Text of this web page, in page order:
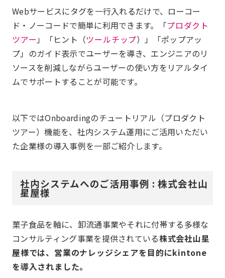
Webサービスにタグを一行入れるだけで、ローコー
ド・ノーコードで簡単に利用できます。「プロダクト
ツアー 」「ヒント（ツールチップ）」「ポップアッ
プ」のガイド表示でユーザーを導き、エンジニアのリ
ソースを削減しながらユーザーの使い方をリアルタイ
ムでサポートすることが可能です。
以下ではOnboardingのチュートリアル（プロダクト
ツアー）機能を、社内システム運用にご活用いただい
た企業様の導入事例を一部ご紹介します。
社内システムへのご活用事例 : 株式会社山
星屋様
菓子食品を軸に、卸流通事業やそれに付帯する多様な
コンサルティング事業を提供されている株式会社山星
屋様では、営業のナレッジシェアを目的にkintone
を導入されました。